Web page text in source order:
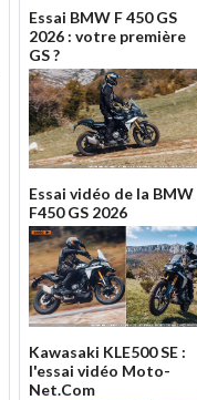
Essai BMW F 450 GS
2026 : votre première
GS ?
Essai vidéo de la BMW
F450 GS 2026
Kawasaki KLE500 SE :
l'essai vidéo Moto-
Net.Com